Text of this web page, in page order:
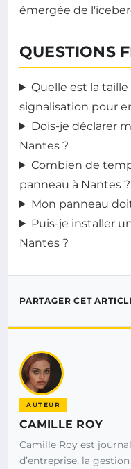
émergée de
QUESTIONS
Quelle est la
signalisation pour
Dois-je déclarer
Nantes ?
Combien de
panneau à Nantes ?
Mon panneau
Puis-je installer
Nantes ?
PARTAGER CET
AUTEUR
CAMILLE ROY
Camille Roy est
d’entreprise, la